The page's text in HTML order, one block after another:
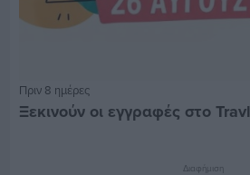
Πριν 8 ημέρες
Ξεκινούν οι εγγραφές στο
Διαφήμιση